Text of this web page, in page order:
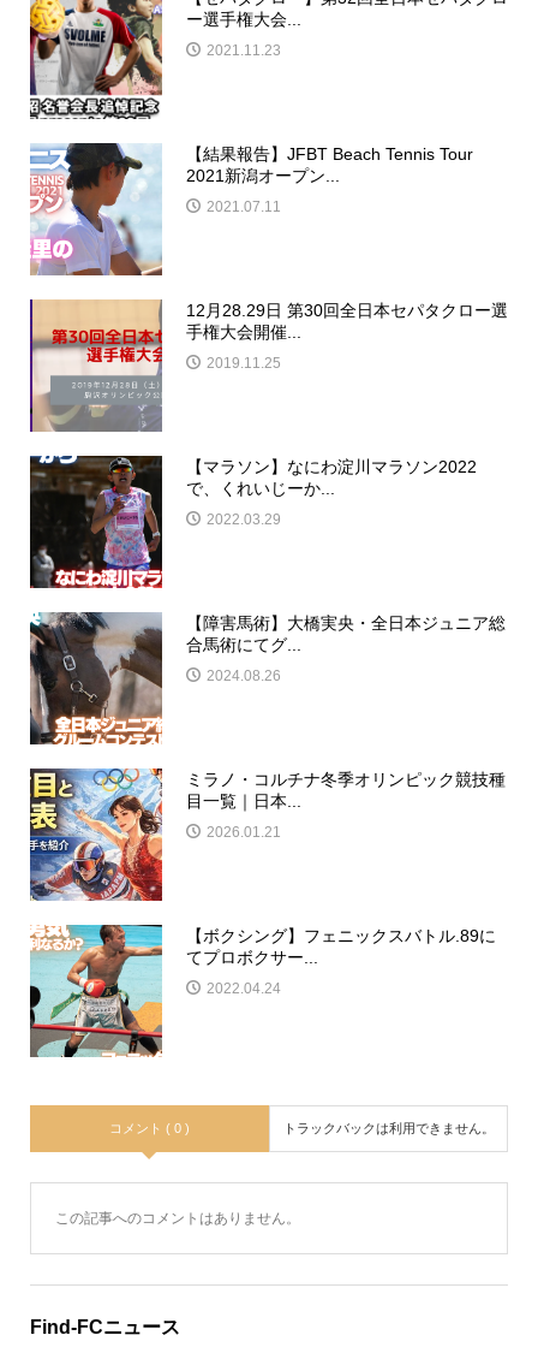
ー選手権大会...
2021.11.23
【結果報告】JFBT Beach Tennis Tour
2021新潟オープン...
2021.07.11
12月28.29日 第30回全日本セパタクロー選
手権大会開催...
2019.11.25
【マラソン】なにわ淀川マラソン2022
で、くれいじーか...
2022.03.29
【障害馬術】大橋実央・全日本ジュニア総
合馬術にてグ...
2024.08.26
ミラノ・コルチナ冬季オリンピック競技種
目一覧｜日本...
2026.01.21
【ボクシング】フェニックスバトル.89に
てプロボクサー...
2022.04.24
コメント ( 0 ) トラックバックは利用できません。
この記事へのコメントはありません。
Find-FCニュース